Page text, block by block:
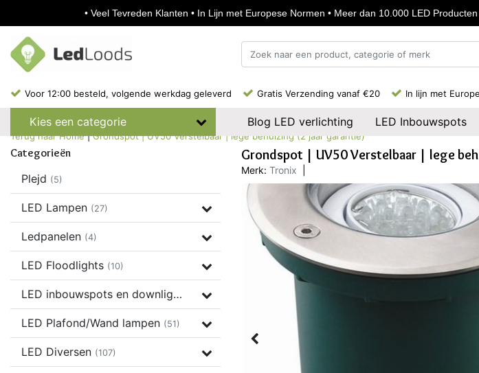
Voor 12:00 besteld, volgende werkdag geleverd Gratis Verzending vanaf €20 In lijn met
Kies een categorie Blog LED verlichting LED Inbouwspots
Terug naar Home|Grondspot | UV50 Verstelbaar | lege behuizing (2 jaar garantie)
Categorieën
Plejd (5)
LED Lampen (27)
Ledpanelen (4)
LED Floodlights (10)
LED inbouwspots en downlights (37)
LED Plafond/Wand lampen (51)
LED Diversen (107)
Grondspot | UV50 Verstelbaar | lege
Merk: Tronix
• Veel Tevreden Klanten • In Lijn met Europese Normen • Meer dan 10.000 LED